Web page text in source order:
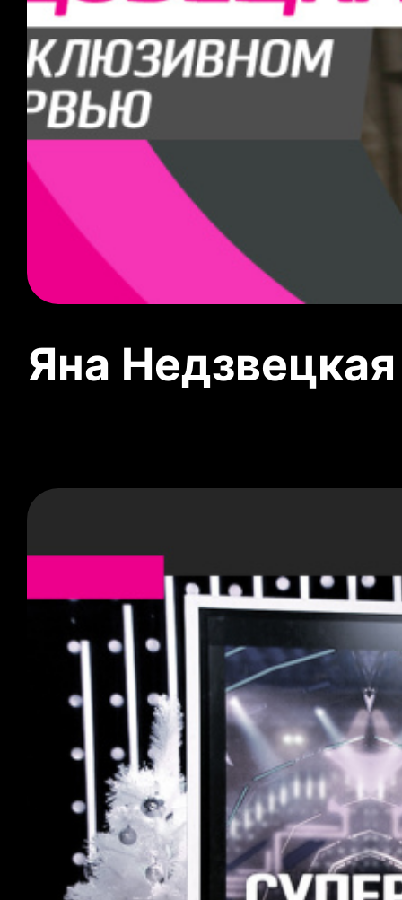
Яна Недзвецкая